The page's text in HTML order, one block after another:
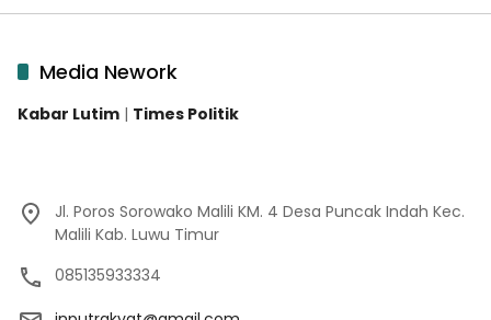
Media Nework
Kabar Lutim | Times Politik
Jl. Poros Sorowako Malili KM. 4 Desa Puncak Indah Kec.
Malili Kab. Luwu Timur
085135933334